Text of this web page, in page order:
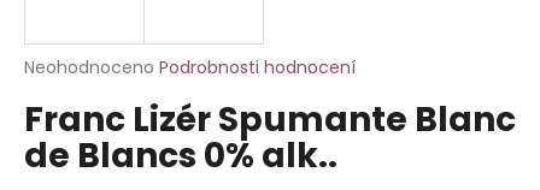
Průměrné
produktu
je
0,0
Neohodnoceno Podrobnosti hodnocení
Franc Lizér Spumante Blanc
de Blancs 0% alk..
j
t
?